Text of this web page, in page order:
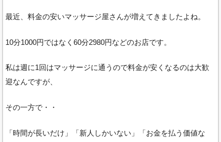
最近、料金の安いマッサージ屋さんが増えてきましたよね。
10分1000円ではなく60分2980円などのお店です。
私は週に1回はマッサージに通うので料金が安くなるのは大歓
迎なんですが、
その一方で・・
「時間が長いだけ」「新人しかいない」「お金を払う価値な